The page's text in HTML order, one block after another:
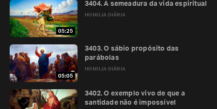
05:25
HOMILIA DIÁRIA
3404. A semeadura da vida espiritual
05:05
HOMILIA DIÁRIA
3403. O sábio propósito das
parábolas
3402. O exemplo vivo de que a
santidade não é impossível